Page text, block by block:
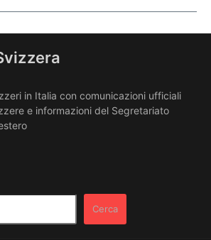
in Italia con comunicazioni ufficiali
e informazioni del Segretariato
Cerca